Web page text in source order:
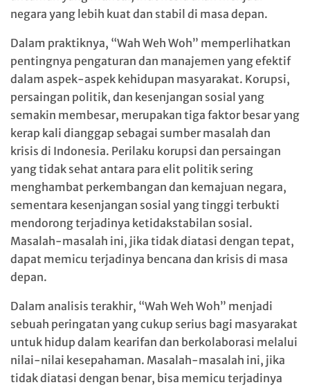
negara yang lebih kuat dan stabil di masa depan.
Dalam praktiknya, “Wah Weh Woh” memperlihatkan
pentingnya pengaturan dan manajemen yang efektif
dalam aspek-aspek kehidupan masyarakat. Korupsi,
persaingan politik, dan kesenjangan sosial yang
semakin membesar, merupakan tiga faktor besar yang
kerap kali dianggap sebagai sumber masalah dan
krisis di Indonesia. Perilaku korupsi dan persaingan
yang tidak sehat antara para elit politik sering
menghambat perkembangan dan kemajuan negara,
sementara kesenjangan sosial yang tinggi terbukti
mendorong terjadinya ketidakstabilan sosial.
Masalah-masalah ini, jika tidak diatasi dengan tepat,
dapat memicu terjadinya bencana dan krisis di masa
depan.
Dalam analisis terakhir, “Wah Weh Woh” menjadi
sebuah peringatan yang cukup serius bagi masyarakat
untuk hidup dalam kearifan dan berkolaborasi melalui
nilai-nilai kesepahaman. Masalah-masalah ini, jika
tidak diatasi dengan benar, bisa memicu terjadinya